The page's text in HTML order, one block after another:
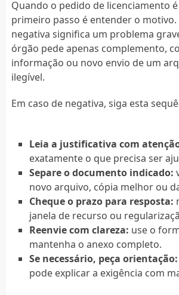
Quando o pedido de licenciamento
primeiro passo é entender o motivo.
negativa significa um problema
órgão pede apenas complemento,
informação ou novo envio de um
ilegível.
Em caso de negativa, siga esta
Leia a justificativa com
exatamente o que precisa ser
Separe o documento indicado:
novo arquivo, cópia melhor ou
Cheque o prazo para resposta:
janela de recurso ou
Reenvie com clareza: use o
mantenha o anexo completo.
Se necessário, peça orientação:
pode explicar a exigência com